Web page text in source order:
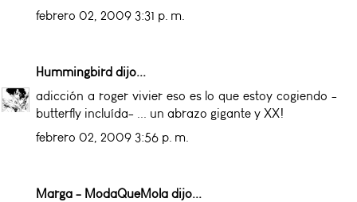
febrero 02, 2009 3:31 p. m.
Hummingbird dijo...
adicción a roger vivier eso es lo que estoy cogiendo -
butterfly incluída- ... un abrazo gigante y XX!
febrero 02, 2009 3:56 p. m.
Marga - ModaQueMola dijo...